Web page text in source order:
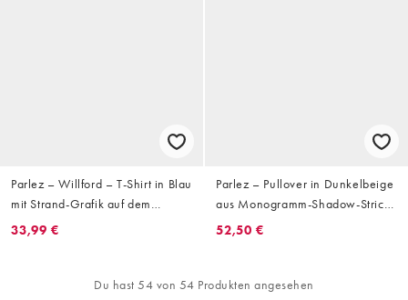
Parlez – Willford – T-Shirt in Blau
mit Strand-Grafik auf dem
Rücken
33,99 €
Parlez – Pullover in Dunkelbeige
aus Monogramm-Shadow-Strick
mit Rundhalsausschnitt
52,50 €
Du hast 54 von 54 Produkten angesehen